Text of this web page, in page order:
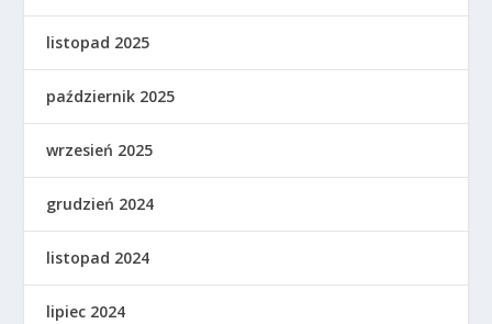
listopad 2025
październik 2025
wrzesień 2025
grudzień 2024
listopad 2024
lipiec 2024